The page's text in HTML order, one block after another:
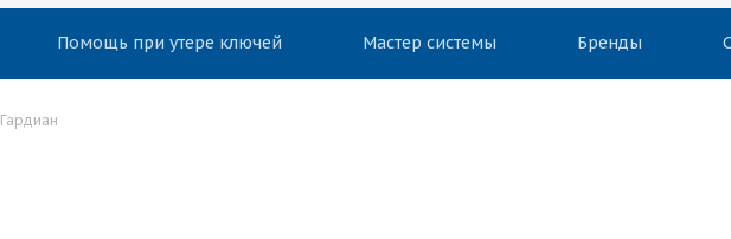
Помощь при утере ключей Мастер системы Бренды
Гардиан